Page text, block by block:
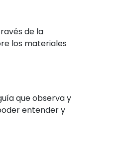
de la
los materiales
que observa y
entender y